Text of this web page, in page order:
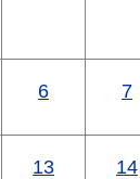
6 7
13 14